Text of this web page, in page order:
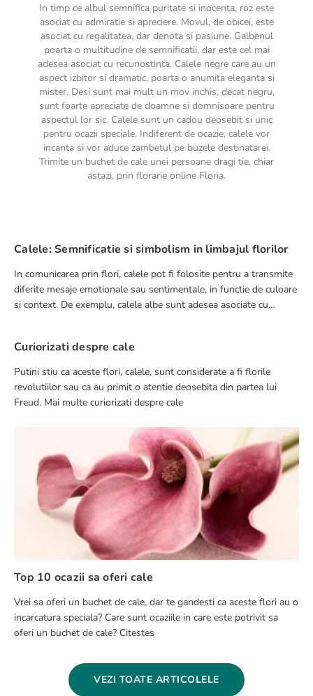
In timp ce albul semnifica puritate si inocenta, roz este
asociat cu admiratie si apreciere. Movul, de obicei, este
asociat cu regalitatea, dar denota si pasiune. Galbenul
poarta o multitudine de semnificatii, dar este cel mai
adesea asociat cu recunostinta. Calele negre care au un
aspect izbitor si dramatic, poarta o anumita eleganta si
mister. Desi sunt mai mult un mov inchis, decat negru,
sunt foarte apreciate de doamne si domnisoare pentru
aspectul lor sic. Calele sunt un cadou deosebit si unic
pentru ocazii speciale. Indiferent de ocazie, calele vor
incanta si vor aduce zambetul pe buzele destinatarei.
Trimite un buchet de cale unei persoane dragi tie, chiar
astazi, prin florarie online Floria.
Calele: Semnificatie si simbolism in limbajul florilor
In comunicarea prin flori, calele pot fi folosite pentru a transmite
diferite mesaje emotionale sau sentimentale, in functie de culoare
si context. De exemplu, calele albe sunt adesea asociate cu
Curiorizati despre cale
Putini stiu ca aceste flori, calele, sunt considerate a fi florile
revolutiilor sau ca au primit o atentie deosebita din partea lui
Freud. Mai multe curiorizati despre cale
Top 10 ocazii sa oferi cale
Vrei sa oferi un buchet de cale, dar te gandesti ca aceste flori au o
incarcatura speciala? Care sunt ocaziile in care este potrivit sa
oferi un buchet de cale? Citestes
VEZI TOATE ARTICOLELE